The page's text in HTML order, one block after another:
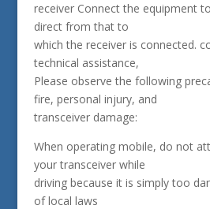
receiver Connect the equipment
direct from that to
which the receiver is connected.
technical assistance,
Please observe the following
fire, personal injury, and
transceiver damage:
When operating mobile, do not
your transceiver while
driving because it is simply too
of local laws